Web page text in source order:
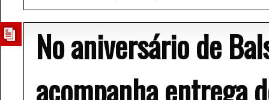
No aniversário de
acompanha entrega